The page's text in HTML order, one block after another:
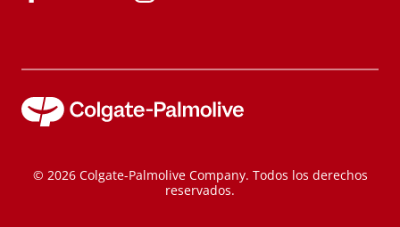
© 2026 Colgate-Palmolive Company. Todos los derechos
reservados.